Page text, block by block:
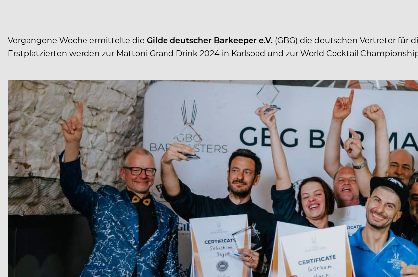
Vergangene Woche ermittelte die Gilde deutscher Barkeeper e.V. (GBG) die deutschen Vertreter für
Erstplatzierten werden zur Mattoni Grand Drink 2024 in Karlsbad und zur World Cocktail